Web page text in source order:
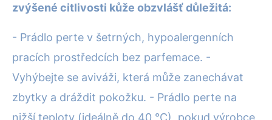
zvýšené citlivosti kůže obzvlášť důležitá:
- Prádlo perte v šetrných, hypoalergenních
pracích prostředcích bez parfemace. -
Vyhýbejte se aviváži, která může zanechávat
zbytky a dráždit pokožku. - Prádlo perte na
nižší teploty (ideálně do 40 °C), pokud výrobce